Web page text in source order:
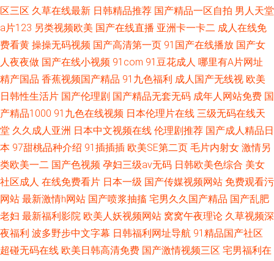
区三区 久草在线最新 日韩精品推荐 国产精品一区自拍 男人天堂
a片123 另类视频欧美 国产在线直播 亚洲卡一卡二 成人在线免
费看黄 操操无码视频 国产高清第一页 91国产在线播放 国产女
人夜夜做 国产在线小视频 91com 91豆花成人 哪里有A片网址
精产国品 香蕉视频国产精品 91九色福利 成人国产无线视 欧美
日韩性生活片 国产伦理剧 国产精品无套无码 成年人网站免费 国
产精品1000 91九色在线视频 日本伦理片在线 三级无码在线天
堂 久久成人亚洲 日本中文视频在线 伦理剧推荐 国产成人精品日
本 97甜桃品种介绍 91插插插 欧美SE第二页 毛片内射女 激情另
类欧美一二 国产色视频 孕妇三级av无码 日韩欧美色综合 美女
社区成人 在线免费看片 日本一级 国产传媒视频网站 免费观看污
网站 最新激情h网站 国产喷浆抽搐 宅男久久国产精品 国产乱肥
老妇 最新福利影院 欧美人妖视频网站 窝窝午夜理论 久草视频深
夜福利 波多野步中文字幕 日韩福利网址导航 91精品国产社区
超碰无码在线 欧美日韩高清免费 国产激情视频三区 宅男福利在